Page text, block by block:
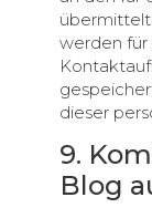
werden
dieser
9.
Blog